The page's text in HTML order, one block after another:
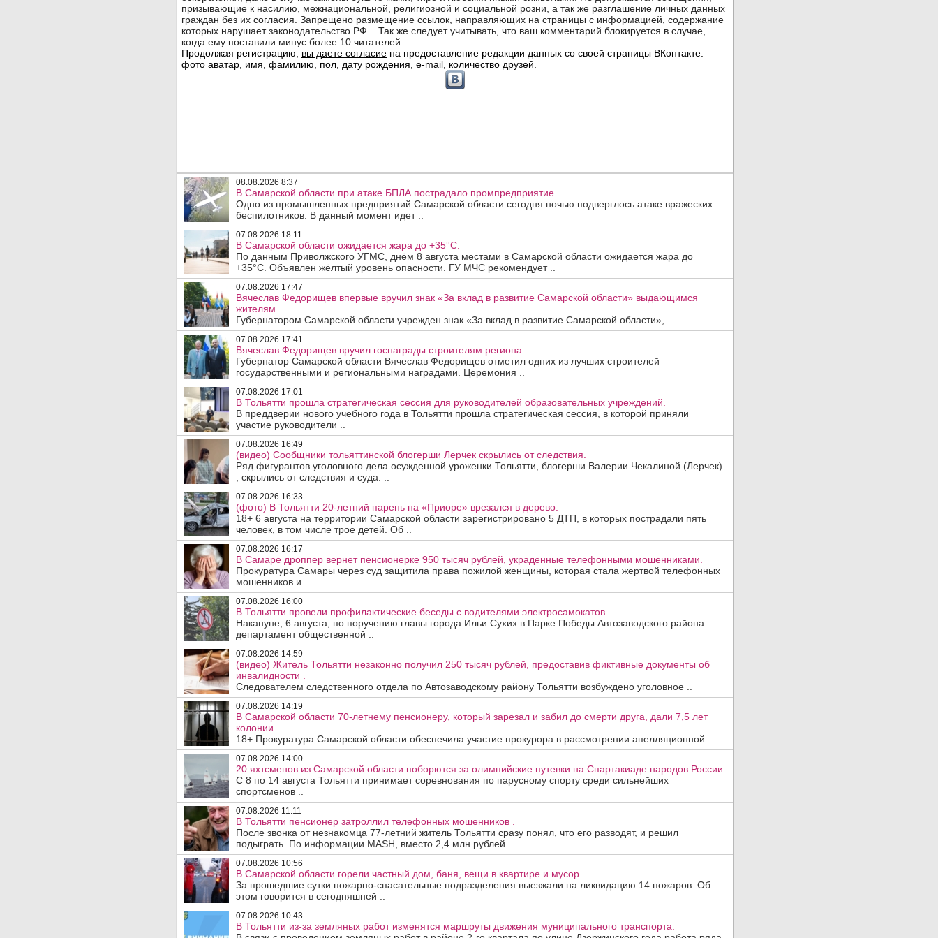
08.08.2026 8:37
В Самарской области при атаке БПЛА пострадало промпредприятие .
Одно из промышленных предприятий Самарской области сегодня ночью подверглось атаке вражеских
беспилотников. В данный момент идет ..
07.08.2026 18:11
В Самарской области ожидается жара до +35°C.
По данным Приволжского УГМС, днём 8 августа местами в Самарской области ожидается жара до
+35°C. Объявлен жёлтый уровень опасности. ГУ МЧС рекомендует ..
07.08.2026 17:47
Вячеслав Федорищев впервые вручил знак «За вклад в развитие Самарской области» выдающимся
жителям .
Губернатором Самарской области учрежден знак «За вклад в развитие Самарской области», ..
07.08.2026 17:41
Вячеслав Федорищев вручил госнаграды строителям региона.
Губернатор Самарской области Вячеслав Федорищев отметил одних из лучших строителей
государственными и региональными наградами. Церемония ..
07.08.2026 17:01
В Тольятти прошла стратегическая сессия для руководителей образовательных учреждений.
В преддверии нового учебного года в Тольятти прошла стратегическая сессия, в которой приняли
участие руководители ..
07.08.2026 16:49
(видео) Сообщники тольяттинской блогерши Лерчек скрылись от следствия.
Ряд фигурантов уголовного дела осужденной уроженки Тольятти, блогерши Валерии Чекалиной (Лерчек)
, скрылись от следствия и суда. ..
07.08.2026 16:33
(фото) В Тольятти 20-летний парень на «Приоре» врезался в дерево.
18+ 6 августа на территории Самарской области зарегистрировано 5 ДТП, в которых пострадали пять
человек, в том числе трое детей. Об ..
07.08.2026 16:17
В Самаре дроппер вернет пенсионерке 950 тысяч рублей, украденные телефонными мошенниками.
Прокуратура Самары через суд защитила права пожилой женщины, которая стала жертвой телефонных
мошенников и ..
07.08.2026 16:00
В Тольятти провели профилактические беседы с водителями электросамокатов .
Накануне, 6 августа, по поручению главы города Ильи Сухих в Парке Победы Автозаводского района
департамент общественной ..
07.08.2026 14:59
(видео) Житель Тольятти незаконно получил 250 тысяч рублей, предоставив фиктивные документы об
инвалидности .
Следователем следственного отдела по Автозаводскому району Тольятти возбуждено уголовное ..
07.08.2026 14:19
В Самарской области 70-летнему пенсионеру, который зарезал и забил до смерти друга, дали 7,5 лет
колонии .
18+ Прокуратура Самарской области обеспечила участие прокурора в рассмотрении апелляционной ..
07.08.2026 14:00
20 яхтсменов из Самарской области поборются за олимпийские путевки на Спартакиаде народов России.
С 8 по 14 августа Тольятти принимает соревнования по парусному спорту среди сильнейших
спортсменов ..
07.08.2026 11:11
В Тольятти пенсионер затроллил телефонных мошенников .
После звонка от незнакомца 77-летний житель Тольятти сразу понял, что его разводят, и решил
подыграть. По информации MASH, вместо 2,4 млн рублей ..
07.08.2026 10:56
В Самарской области горели частный дом, баня, вещи в квартире и мусор .
За прошедшие сутки пожарно-спасательные подразделения выезжали на ликвидацию 14 пожаров. Об
этом говорится в сегодняшней ..
07.08.2026 10:43
В Тольятти из-за земляных работ изменятся маршруты движения муниципального транспорта.